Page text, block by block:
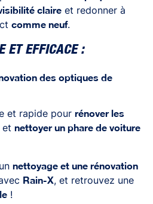
claire et redonner à
comme neuf.
ET EFFICACE :
des optiques de
et rapide pour rénover les
et nettoyer un phare de voiture
nettoyage et une rénovation
Rain-X, et retrouvez une
!